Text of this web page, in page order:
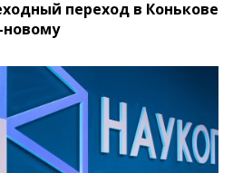
переход в Конькове
новому